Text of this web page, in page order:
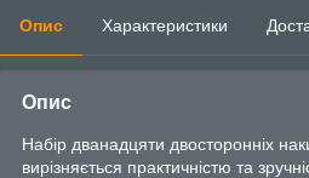
Опис Характеристики
Опис
Набір дванадцяти двосторонніх
вирізняється практичністю та